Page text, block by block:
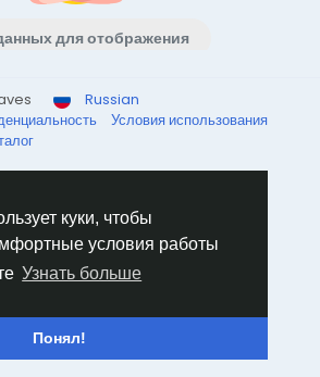
куки, чтобы
условия работы
Узнать больше
Понял!
для отображения
Russian
Условия использования